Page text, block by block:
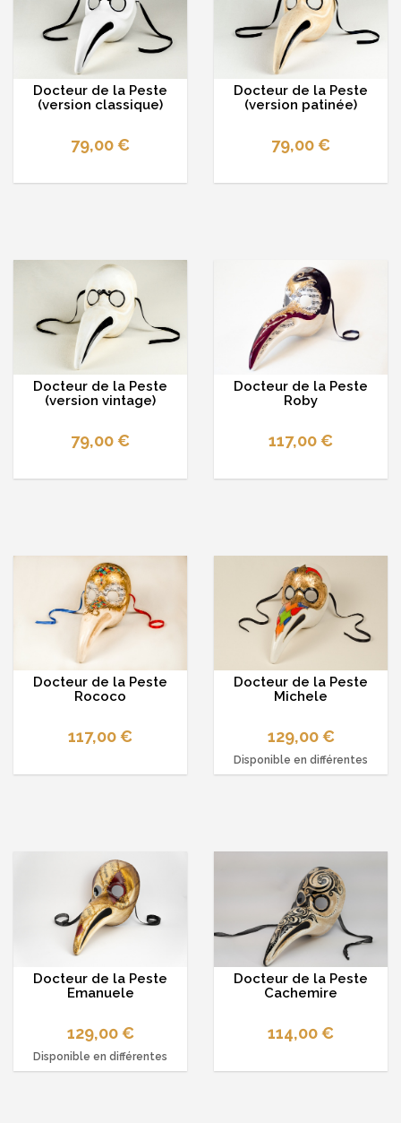
Docteur de la Peste
(version classique)
79,00 €
Docteur de la Peste
(version patinée)
79,00 €
Docteur de la Peste
(version vintage)
79,00 €
Docteur de la Peste
Roby
117,00 €
Docteur de la Peste
Rococo
117,00 €
Docteur de la Peste
Michele
129,00 €
Disponible en différentes
Docteur de la Peste
Emanuele
129,00 €
Disponible en différentes
Docteur de la Peste
Cachemire
114,00 €